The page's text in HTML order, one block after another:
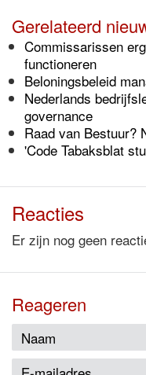
Gerelateerd
Commissarissen
functioneren
Beloningsbeleid
Nederlands
governance
Raad van Bestuur?
'Code Tabaksblat
Reacties
Er zijn nog geen
Reageren